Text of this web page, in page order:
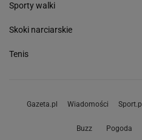
Sporty walki
Skoki narciarskie
Tenis
Gazeta.pl Wiadomości Sport.pl
Buzz Pogoda